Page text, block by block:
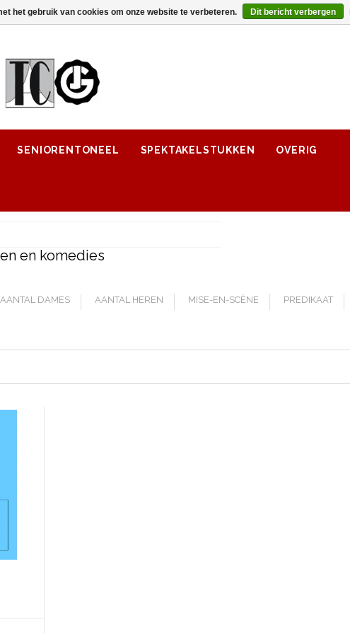
SENIORENTONEEL SPEKTAKELSTUKKEN OVERIG
en komedies
AANTAL DAMES AANTAL HEREN MISE-EN-SCÈNE PREDIKAAT
het gebruik van cookies om onze website te verbeteren. Dit bericht verbergen